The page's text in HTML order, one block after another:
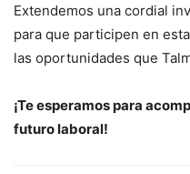
Extendemos una cordial
para que participen en
las oportunidades que
¡Te esperamos para
futuro laboral!